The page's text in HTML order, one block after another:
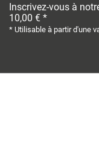
Inscrivez-vous à
10,00 € *
* Utilisable à partir d'une